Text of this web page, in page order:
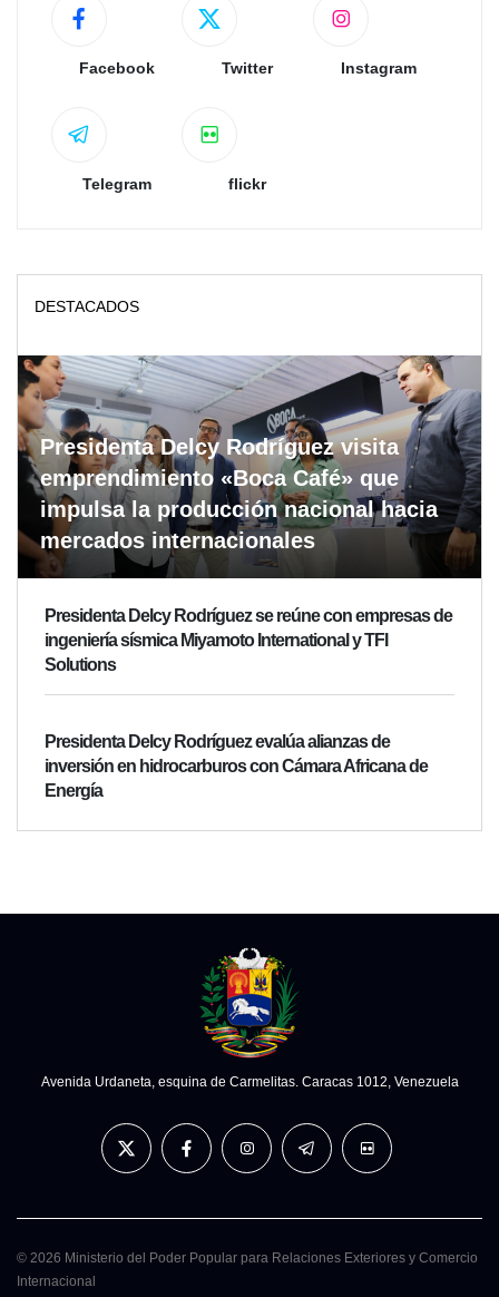
Facebook Twitter Instagram
Telegram flickr
DESTACADOS
Presidenta Delcy Rodríguez visita
emprendimiento «Boca Café» que
impulsa la producción nacional hacia
mercados internacionales
Presidenta Delcy Rodríguez se reúne con empresas de
ingeniería sísmica Miyamoto International y TFI
Solutions
Presidenta Delcy Rodríguez evalúa alianzas de
inversión en hidrocarburos con Cámara Africana de
Energía
Avenida Urdaneta, esquina de Carmelitas. Caracas 1012, Venezuela
© 2026 Ministerio del Poder Popular para Relaciones Exteriores y Comercio
Internacional